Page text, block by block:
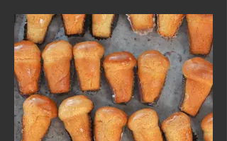
Amerika